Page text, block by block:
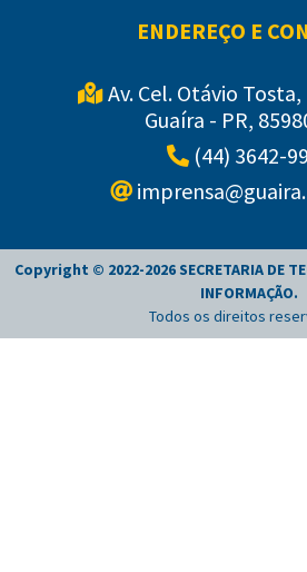
ENDEREÇO E
Av. Cel. Otávio
Guaíra - PR,
(44) 3642-
Copyright © 2022-2026SECRETARIA DE
INFORMAÇÃO.
Todos os direitos